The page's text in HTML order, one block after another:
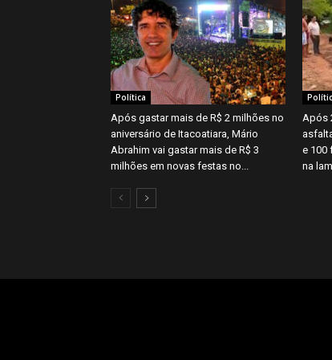
Política
Após gastar mais de R$ 2 milhões no
aniversário de Itacoatiara, Mário
Abrahim vai gastar mais de R$ 3
milhões em novas festas no...
Após
e 100
na